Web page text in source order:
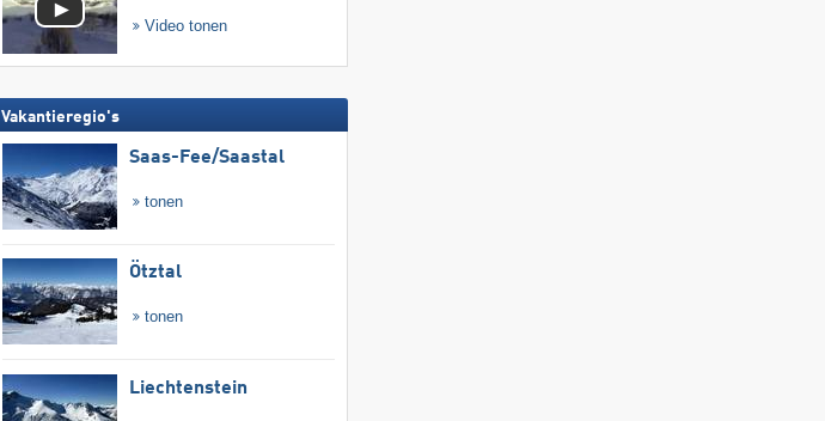
Video tonen
Vakantieregio's
Saas-Fee/​Saastal
tonen
Ötztal
tonen
Liechtenstein